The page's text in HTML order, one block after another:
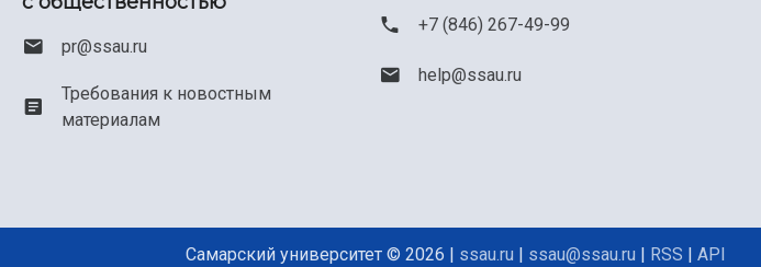
pr@ssau.ru
Требования к новостным
материалам
+7 (846) 267-49-99
help@ssau.ru
Самарский университет © 2026 | ssau.ru | ssau@ssau.ru | RSS | API